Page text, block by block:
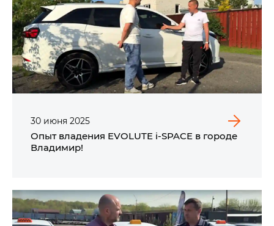
30 июня 2025
Опыт владения EVOLUTE i‑SPACE в городе
Владимир!